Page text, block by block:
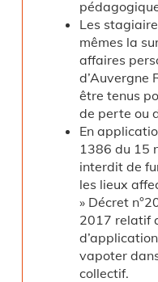
Les
mêmes la
affaires
d’Auvergne
être tenus
de perte ou
En
1386 du 15
interdit de
les lieux
» Décret
2017 relatif
vapoter
collectif.